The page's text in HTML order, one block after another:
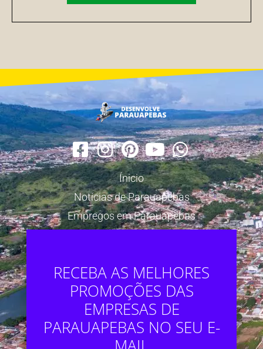
Ínicio
Notícias de Parauapebas
Empregos em Parauapebas
RECEBA AS MELHORES
PROMOÇÕES DAS
EMPRESAS DE
PARAUAPEBAS NO SEU E-